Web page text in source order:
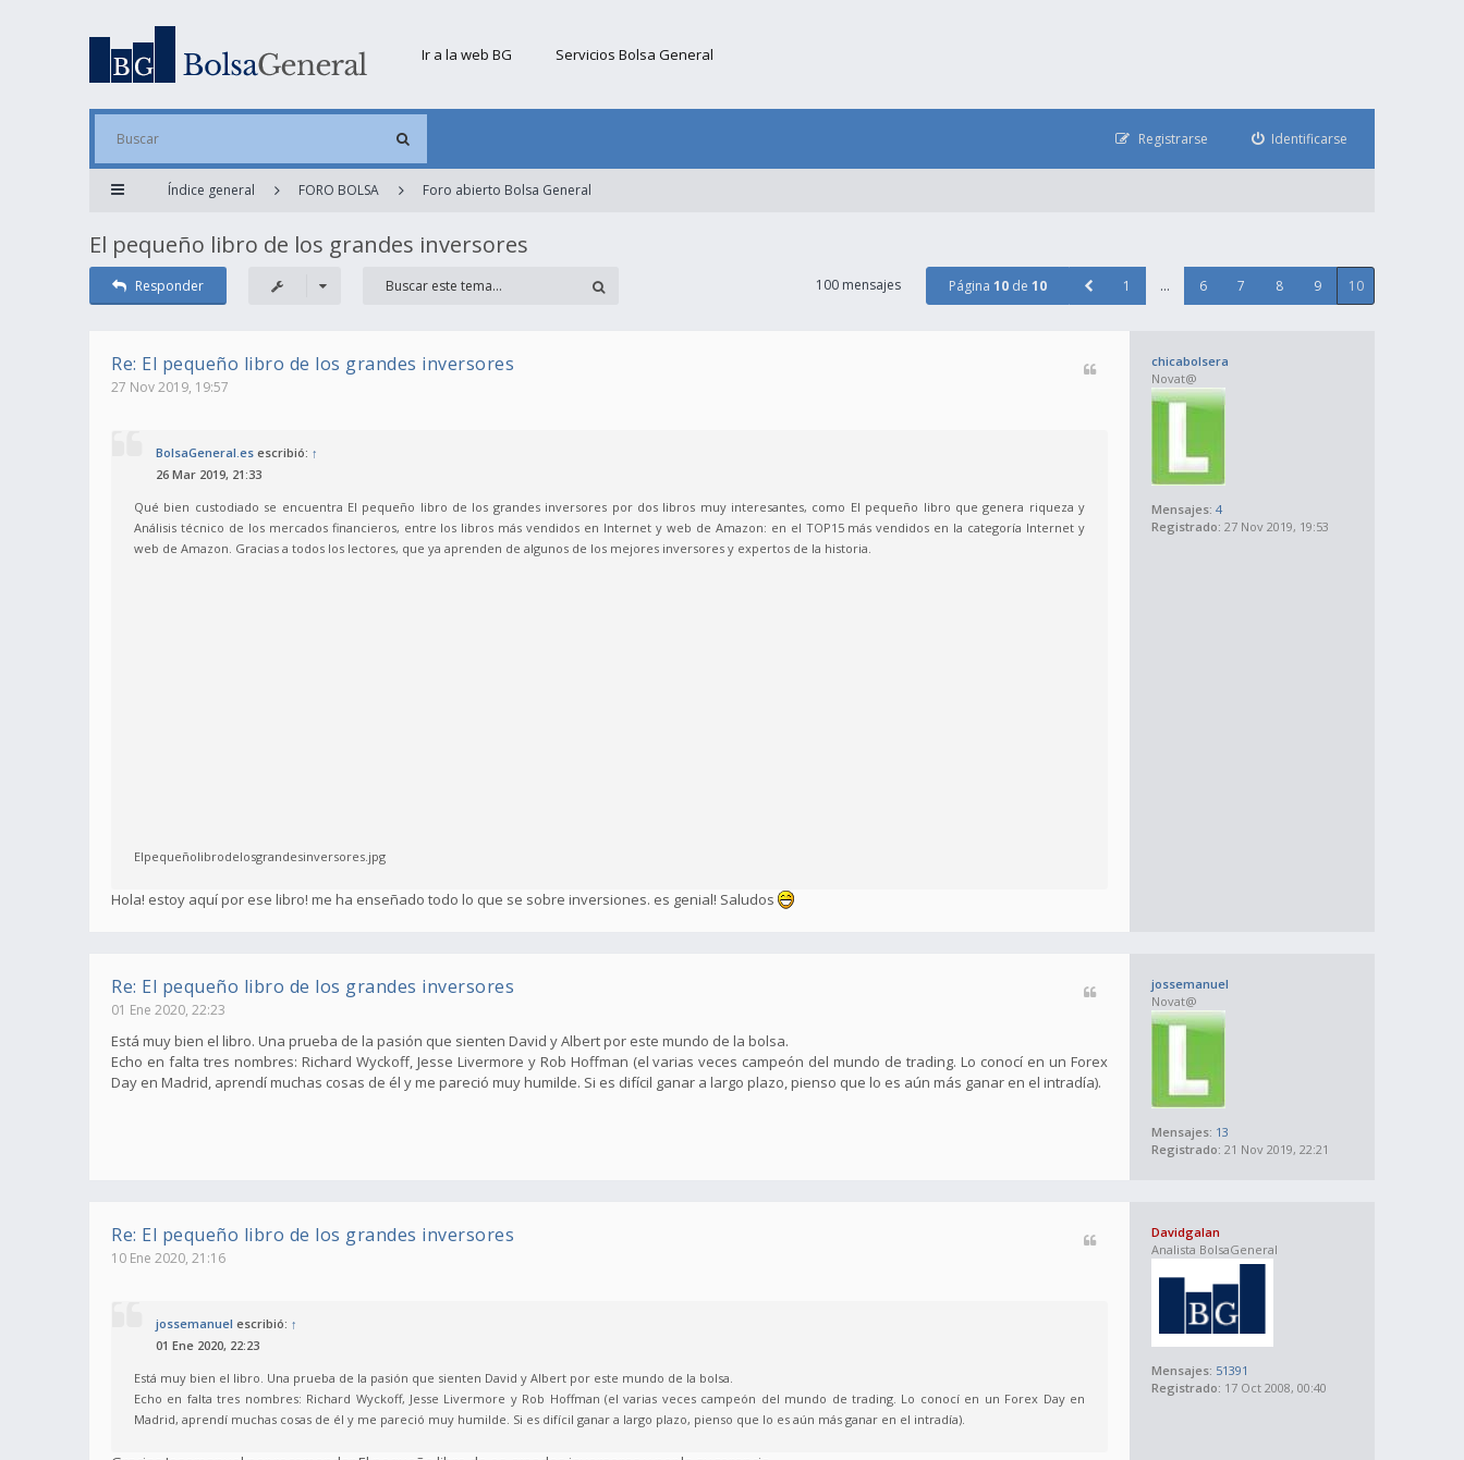
Ir a la web BG Servicios Bolsa General
Identificarse
Registrarse
Índice general FORO BOLSA Foro abierto Bolsa General
El pequeño libro de los grandes inversores
Responder 100 mensajes Página 10 de 10 1 … 6 7 8 9 10
chicabolsera
Novat@
Mensajes: 4
Registrado: 27 Nov 2019, 19:53
Re: El pequeño libro de los grandes inversores
27 Nov 2019, 19:57
BolsaGeneral.es escribió: ↑
26 Mar 2019, 21:33
Qué bien custodiado se encuentra El pequeño libro de los grandes inversores por dos libros muy interesantes, como El pequeño libro que genera riqueza y
Análisis técnico de los mercados financieros, entre los libros más vendidos en Internet y web de Amazon: en el TOP15 más vendidos en la categoría Internet y
web de Amazon. Gracias a todos los lectores, que ya aprenden de algunos de los mejores inversores y expertos de la historia.
Elpequeñolibrodelosgrandesinversores.jpg
Hola! estoy aquí por ese libro! me ha enseñado todo lo que se sobre inversiones. es genial! Saludos
jossemanuel
Novat@
Mensajes: 13
Registrado: 21 Nov 2019, 22:21
Re: El pequeño libro de los grandes inversores
01 Ene 2020, 22:23
Está muy bien el libro. Una prueba de la pasión que sienten David y Albert por este mundo de la bolsa.
Echo en falta tres nombres: Richard Wyckoff, Jesse Livermore y Rob Hoffman (el varias veces campeón del mundo de trading. Lo conocí en un Forex
Day en Madrid, aprendí muchas cosas de él y me pareció muy humilde. Si es difícil ganar a largo plazo, pienso que lo es aún más ganar en el intradía).
Davidgalan
Analista BolsaGeneral
Mensajes: 51391
Registrado: 17 Oct 2008, 00:40
Re: El pequeño libro de los grandes inversores
10 Ene 2020, 21:16
jossemanuel escribió: ↑
01 Ene 2020, 22:23
Está muy bien el libro. Una prueba de la pasión que sienten David y Albert por este mundo de la bolsa.
Echo en falta tres nombres: Richard Wyckoff, Jesse Livermore y Rob Hoffman (el varias veces campeón del mundo de trading. Lo conocí en un Forex Day en
Madrid, aprendí muchas cosas de él y me pareció muy humilde. Si es difícil ganar a largo plazo, pienso que lo es aún más ganar en el intradía).